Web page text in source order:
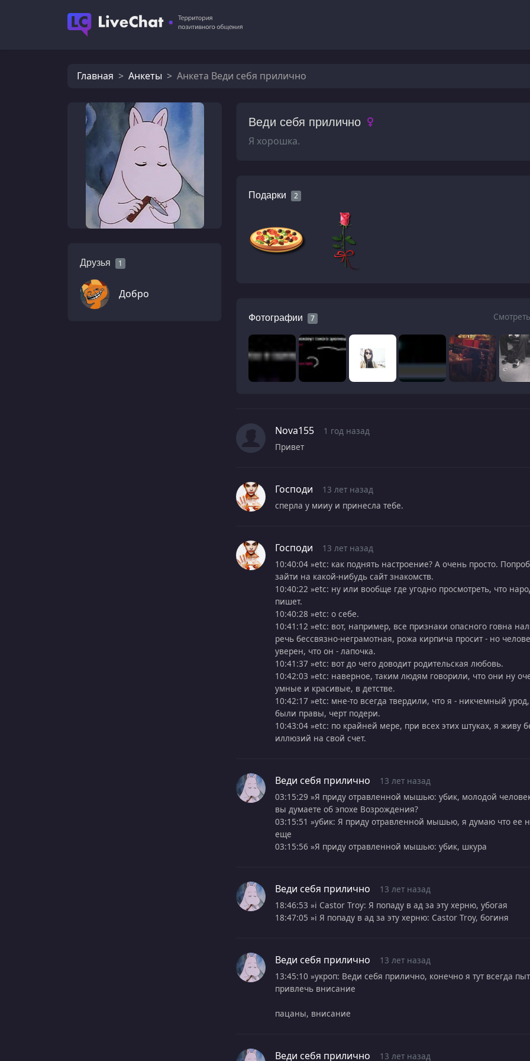
Главная Анкеты Анкета Веди себя прилично
Друзья 1
Добро
Веди себя прилично
Я хорошка.
Подарки 2
Фотографии 7
Nova155
1 год назад
Привет
Господи
13 лет назад
сперла у мииу и принесла тебе.
Господи
13 лет назад
10:40:04 »etc: как поднять настроение? А очень просто.
зайти на какой-нибудь сайт знакомств.
10:40:22 »etc: ну или вообще где угодно просмотреть, что
пишет.
10:40:28 »etc: о себе.
10:41:12 »etc: вот, например, все признаки опасного говна
речь бессвязно-неграмотная, рожа кирпича просит - но
уверен, что он - лапочка.
10:41:37 »etc: вот до чего доводит родительская любовь.
10:42:03 »etc: наверное, таким людям говорили, что они ну
умные и красивые, в детстве.
10:42:17 »etc: мне-то всегда твердили, что я - никчемный
были правы, черт подери.
10:43:04 »etc: по крайней мере, при всех этих штуках, я живу
иллюзий на свой счет.
Веди себя прилично
13 лет назад
03:15:29 »Я приду отравленной мышью: убик, молодой
вы думаете об эпохе Возрождения?
03:15:51 »убик: Я приду отравленной мышью, я думаю что ее
еще
03:15:56 »Я приду отравленной мышью: убик, шкура
Веди себя прилично
13 лет назад
18:46:53 »i Castor Troy: Я попаду в ад за эту херню, убогая
18:47:05 »i Я попаду в ад за эту херню: Castor Troy, богиня
Веди себя прилично
13 лет назад
13:45:10 »укроп: Веди себя прилично, конечно я тут всегда
привлечь внисание
пацаны, внисание
Веди себя прилично 13 лет назад